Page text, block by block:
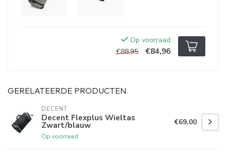
Op voorraad
€88,95
€84,96
GERELATEERDE PRODUCTEN
DECENT
Decent Flexplus Wieltas
Zwart/blauw
Op voorraad
€69,00